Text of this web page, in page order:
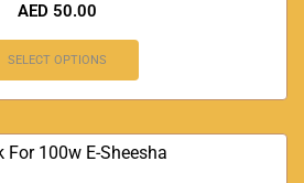
AED 50.00
SELECT OPTIONS